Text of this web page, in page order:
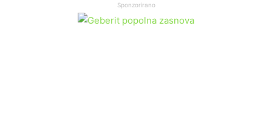
Sponzorirano